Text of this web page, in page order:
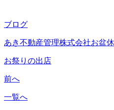
ブログ
あき不動産管理株式会社お盆
お祭りの出店
前へ
一覧へ